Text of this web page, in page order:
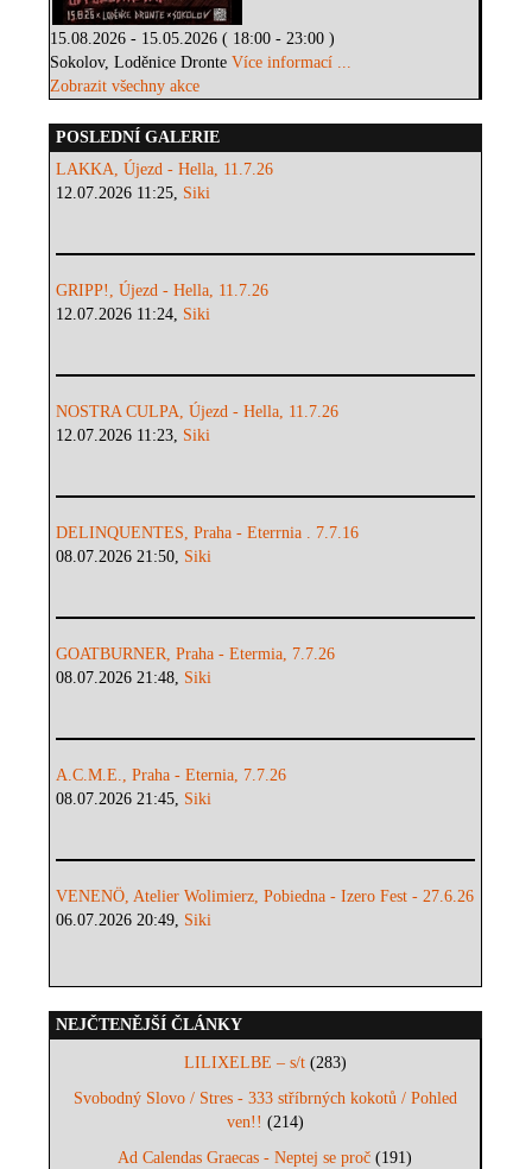
15.08.2026 - 15.05.2026 ( 18:00 - 23:00 )
Sokolov, Loděnice DronteVíce informací ...
Zobrazit všechny akce
POSLEDNÍ GALERIE
LAKKA, Újezd - Hella, 11.7.26
12.07.2026 11:25, Siki
GRIPP!, Újezd - Hella, 11.7.26
12.07.2026 11:24, Siki
NOSTRA CULPA, Újezd - Hella, 11.7.26
12.07.2026 11:23, Siki
DELINQUENTES, Praha - Eterrnia . 7.7.16
08.07.2026 21:50, Siki
GOATBURNER, Praha - Etermia, 7.7.26
08.07.2026 21:48, Siki
A.C.M.E., Praha - Eternia, 7.7.26
08.07.2026 21:45, Siki
VENENÖ, Atelier Wolimierz, Pobiedna - Izero Fest - 27.6.26
06.07.2026 20:49, Siki
NEJČTENĚJŠÍ ČLÁNKY
LILIXELBE – s/t(283)
Svobodný Slovo / Stres - 333 stříbrných kokotů / Pohled
ven!! (214)
Ad Calendas Graecas - Neptej se proč (191)